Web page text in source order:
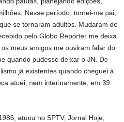
Nesse período, tornei-me pai,
se tornaram adultos. Mudaram de
pelo Globo Repórter me deixa
meus amigos me ouviram falar do
quando pudesse deixar o JN. De
já existentes quando cheguei à
atuei, nem interinamente, em 39
atuou no SPTV, Jornal Hoje,